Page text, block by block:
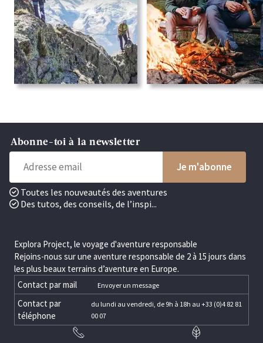
Abonne-toi à la newsletter
Toutes les nouveautés des aventures
Des tutos, des conseils, de l’inspi...
Explora Project, le voyage d'aventure responsable
Rejoins-nous sur une aventure responsable de 2 à 15 jours dans
les plus beaux terrains d’aventure en Europe.
Contact par mail
Envoyer un message
Contact par
téléphone
du lundi au vendredi, de 9h à 18h au +33 (0)4 82 81
00 07